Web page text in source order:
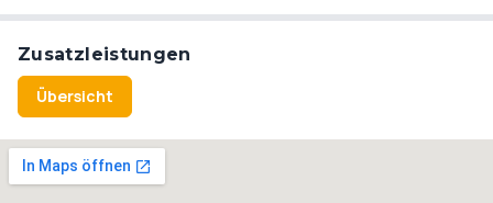
Zusatzleistungen
Übersicht